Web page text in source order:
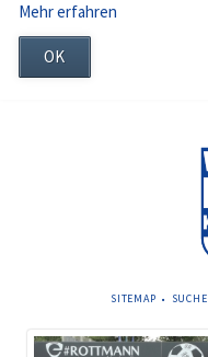
Mehr erfahren
OK
NAVIGATION
SITEMAP SUCHE